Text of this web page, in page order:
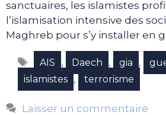
sanctuaires, les islamistes
l’islamisation intensive des
Maghreb pour s’y installer en
Étiquettes
AIS , Daech , gia ,
islamistes , terrorisme
Laisser un commentaire